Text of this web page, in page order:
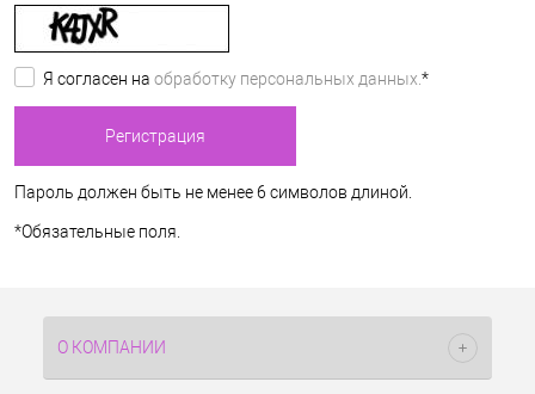
Я согласен на обработку персональных данных. *
Пароль должен быть не менее 6 символов длиной.
*Обязательные поля.
О КОМПАНИИ